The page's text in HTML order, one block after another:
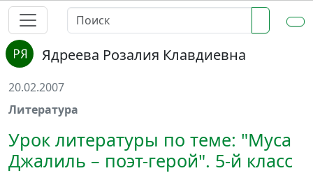
Ядреева Розалия Клавдиевна
20.02.2007
Литература
Урок литературы по теме: "Муса
Джалиль – поэт-герой". 5-й класс